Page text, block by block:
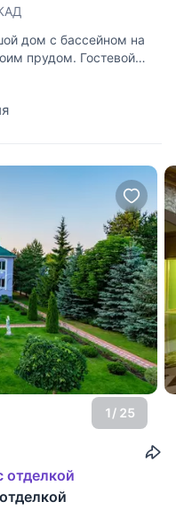
дом с бассейном на
прудом. Гостевой
ремонтом - в
большая гардеробная,
наверх,
1/ 25